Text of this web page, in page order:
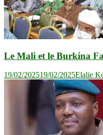
Le Mali et le Burkina
19/02/202519/02/2025Elalie